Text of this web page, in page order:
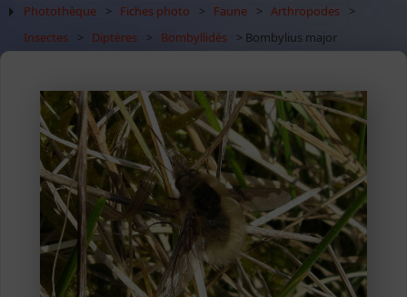
Photothèque > Fiches photo > Faune > Arthropodes
>
Insectes
> Diptères > Bombyllidés > Bombylius major